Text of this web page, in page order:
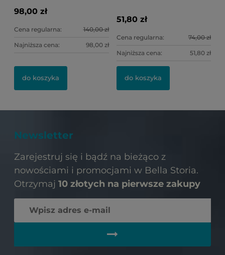
98,00 zł
Cena regularna: 140,00 zł
Najniższa cena: 98,00 zł
do koszyka
51,80 zł
Cena regularna: 74,00 zł
Najniższa cena: 51,80 zł
do koszyka
Newsletter
Zarejestruj się i bądź na bieżąco z
nowościami i promocjami w Bella Storia.
Otrzymaj 10 złotych na pierwsze zakupy